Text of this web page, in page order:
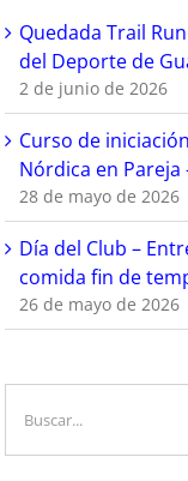
Quedada Trail
del Deporte de
2 de junio de 2026
Curso de
Nórdica en Pareja
28 de mayo de 2026
Día del Club –
comida fin de
26 de mayo de 2026